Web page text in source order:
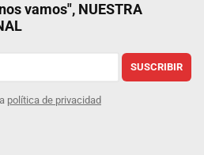
vamos", NUESTRA
SUSCRIBIR
política de privacidad